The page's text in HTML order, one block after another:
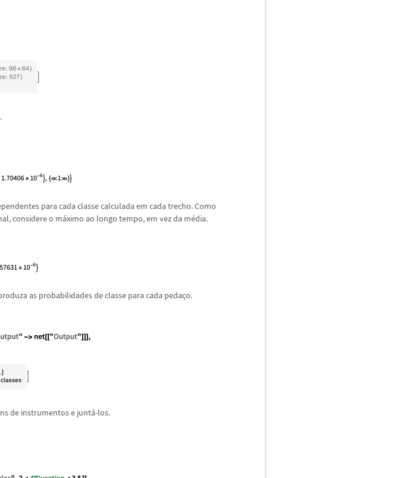
para cada classe calculada em cada trecho. Como
considere o máximo ao longo tempo, em vez da média.
as probabilidades de classe para cada pedaço.
de instrumentos e juntá-los.